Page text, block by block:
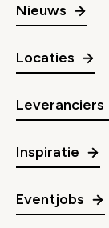
Nieuws
Locaties
Leveranciers
Inspiratie
Eventjobs